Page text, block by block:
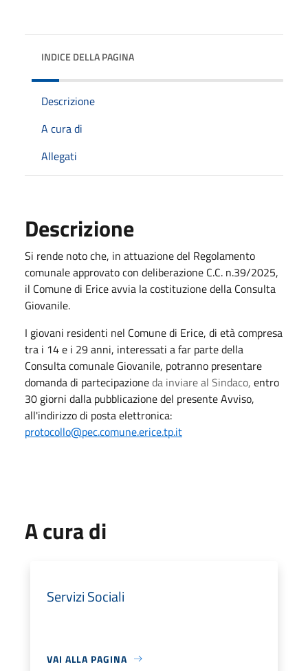
INDICE DELLA PAGINA
Descrizione
A cura di
Allegati
Descrizione
Si rende noto che, in attuazione del Regolamento
comunale approvato con deliberazione C.C. n.39/2025,
il Comune di Erice avvia la costituzione della Consulta
Giovanile.
I giovani residenti nel Comune di Erice, di età compresa
tra i 14 e i 29 anni, interessati a far parte della
Consulta comunale Giovanile, potranno presentare
domanda di partecipazioneda inviare al Sindaco, entro
30 giorni dalla pubblicazione del presente Avviso,
all'indirizzo di posta elettronica:
protocollo@pec.comune.erice.tp.it
A cura di
Servizi Sociali
VAI ALLA PAGINA